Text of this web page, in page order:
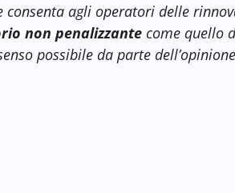
consenta agli operatori delle
non penalizzante come quello
possibile da parte